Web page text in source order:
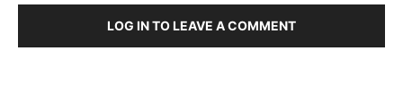
LOG IN TO LEAVE A COMMENT